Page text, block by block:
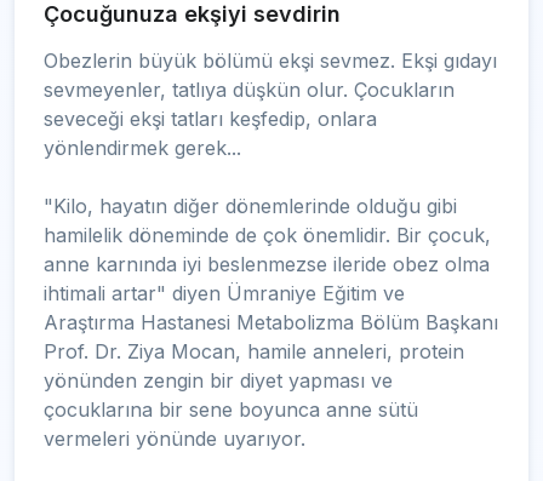
Çocuğunuza ekşiyi sevdirin
Obezlerin büyük bölümü ekşi sevmez. Ekşi gıdayı
sevmeyenler, tatlıya düşkün olur. Çocukların
seveceği ekşi tatları keşfedip, onlara
yönlendirmek gerek...
"Kilo, hayatın diğer dönemlerinde olduğu gibi
hamilelik döneminde de çok önemlidir. Bir çocuk,
anne karnında iyi beslenmezse ileride obez olma
ihtimali artar" diyen Ümraniye Eğitim ve
Araştırma Hastanesi Metabolizma Bölüm Başkanı
Prof. Dr. Ziya Mocan, hamile anneleri, protein
yönünden zengin bir diyet yapması ve
çocuklarına bir sene boyunca anne sütü
vermeleri yönünde uyarıyor.